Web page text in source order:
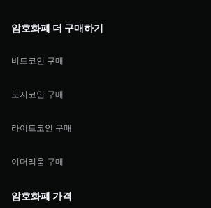
암호화폐 더 구매하기
비트코인 구매
도지코인 구매
라이트코인 구매
이더리움 구매
암호화폐 가격